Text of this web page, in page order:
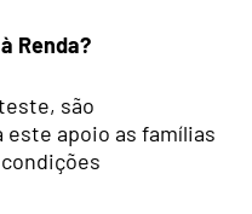
Renda?
são
apoio as famílias